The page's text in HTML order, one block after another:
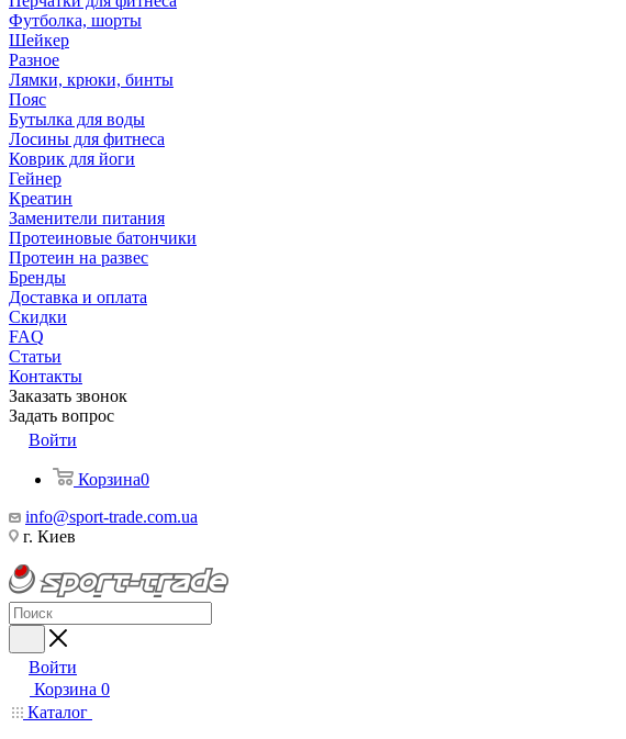
Футболка, шорты
Шейкер
Разное
Лямки, крюки, бинты
Пояс
Бутылка для воды
Лосины для фитнеса
Коврик для йоги
Гейнер
Креатин
Заменители питания
Протеиновые батончики
Протеин на развес
Бренды
Доставка и оплата
Скидки
FAQ
Статьи
Контакты
Заказать звонок
Задать вопрос
Войти
Корзина0
info@sport-trade.com.ua
г. Киев
Войти
Корзина 0
Каталог